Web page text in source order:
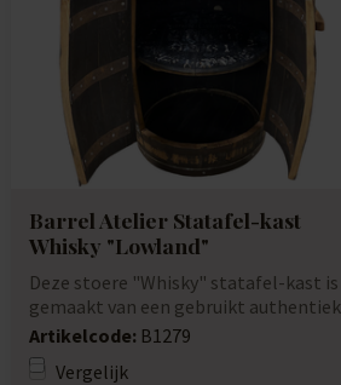
Barrel Atelier Statafel-kast
Whisky "Lowland"
Deze stoere "Whisky" statafel-kast is
gemaakt van een gebruikt authentiek
190 li...
Artikelcode: B1279
Vergelijk